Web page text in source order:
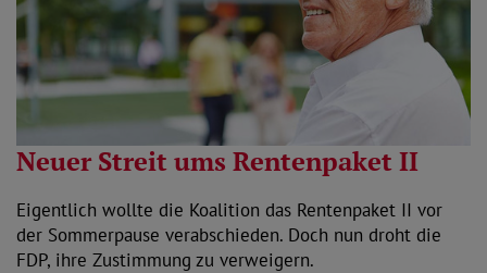
Neuer Streit ums Rentenpaket II
Eigentlich wollte die Koalition das Rentenpaket II vor
der Sommerpause verabschieden. Doch nun droht die
FDP, ihre Zustimmung zu verweigern.